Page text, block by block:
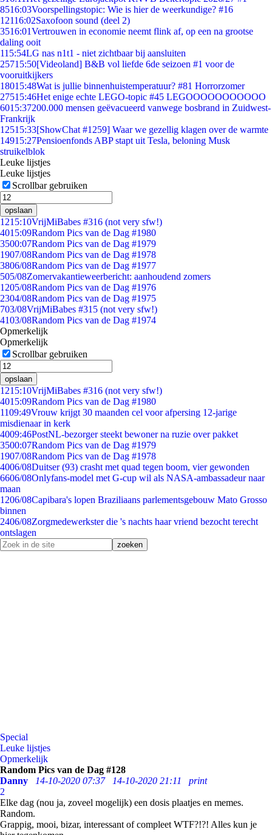
8516:03Voorspellingstopic: Wie is hier de weerkundige? #16
12116:02Saxofoon sound (deel 2)
3516:01Vertrouwen in economie neemt flink af, op een na grootse
daling ooit
115:54LG nas n1t1 - niet zichtbaar bij aansluiten
25715:50[Videoland] B&B vol liefde 6de seizoen #1 voor de
vooruitkijkers
18015:48Wat is jullie binnenhuistemperatuur? #81 Horrorzomer
27515:46Het enige echte LEGO-topic #45 LEGOOOOOOOOOOO
6015:37200.000 mensen geëvacueerd vanwege bosbrand in Zuidwest-
Frankrijk
12515:33[ShowChat #1259] Waar we gezellig klagen over de warmte
14915:27Pensioenfonds ABP stapt uit Tesla, beloning Musk
struikelblok
Leuke lijstjes
Leuke lijstjes
Scrollbar gebruiken
opslaan
1215:10VrijMiBabes #316 (not very sfw!)
4015:09Random Pics van de Dag #1980
3500:07Random Pics van de Dag #1979
1907/08Random Pics van de Dag #1978
3806/08Random Pics van de Dag #1977
505/08Zomervakantieweerbericht: aanhoudend zomers
1205/08Random Pics van de Dag #1976
2304/08Random Pics van de Dag #1975
703/08VrijMiBabes #315 (not very sfw!)
4103/08Random Pics van de Dag #1974
Opmerkelijk
Opmerkelijk
Scrollbar gebruiken
opslaan
1215:10VrijMiBabes #316 (not very sfw!)
4015:09Random Pics van de Dag #1980
1109:49Vrouw krijgt 30 maanden cel voor afpersing 12-jarige
misdienaar in kerk
4009:46PostNL-bezorger steekt bewoner na ruzie over pakket
3500:07Random Pics van de Dag #1979
1907/08Random Pics van de Dag #1978
4006/08Duitser (93) crasht met quad tegen boom, vier gewonden
6606/08Onlyfans-model met G-cup wil als NASA-ambassadeur naar
maan
1206/08Capibara's lopen Braziliaans parlementsgebouw Mato Grosso
binnen
2406/08Zorgmedewerkster die 's nachts haar vriend bezocht terecht
ontslagen
Special
Leuke lijstjes
Opmerkelijk
Random Pics van de Dag #128
Danny
14-10-2020 07:37 14-10-2020 21:11
print
2
Elke dag (nou ja, zoveel mogelijk) een dosis plaatjes en memes.
Random.
Grappig, mooi, bizar, interessant of compleet WTF?!?! Alles kun je